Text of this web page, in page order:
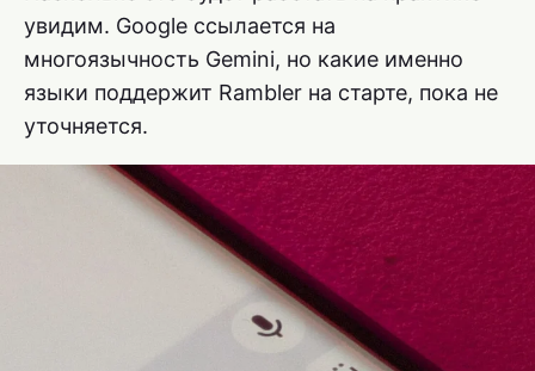
увидим. Google ссылается на
многоязычность Gemini, но какие именно
языки поддержит Rambler на старте, пока не
уточняется.